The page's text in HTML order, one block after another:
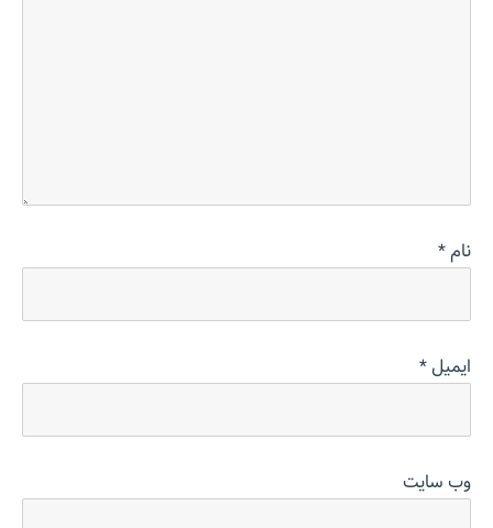
نام*
ایمیل*
وب‌ سایت